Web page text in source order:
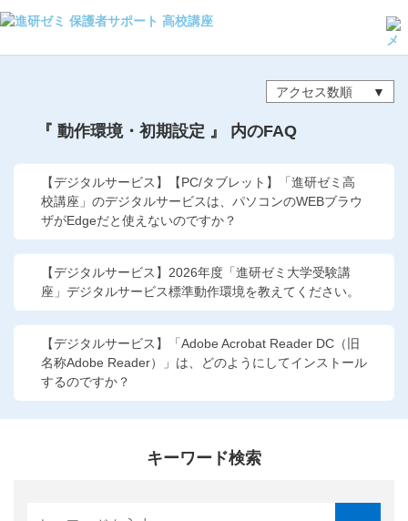
登録情報の変更・各種お手続き
会員ページへログイン
お客様サポート(手続き・照会)
よくある質問・お問い合わせ
カテゴリーから探す
お問い合わせ窓口
他の講座のよくある質問・手続きはこちら
こどもちゃれんじ
進研ゼミ 小学講座
アクセス数順
『 動作環境・初期設定 』 内のFAQ
【デジタルサービス】【PC/タブレット】「進研ゼミ高
校講座」のデジタルサービスは、パソコンのWEBブラウ
ザがEdgeだと使えないのですか？
【デジタルサービス】2026年度「進研ゼミ大学受験講
座」デジタルサービス標準動作環境を教えてください。
【デジタルサービス】「Adobe Acrobat Reader DC（旧
名称Adobe Reader）」は、どのようにしてインストール
するのですか？
キーワード検索